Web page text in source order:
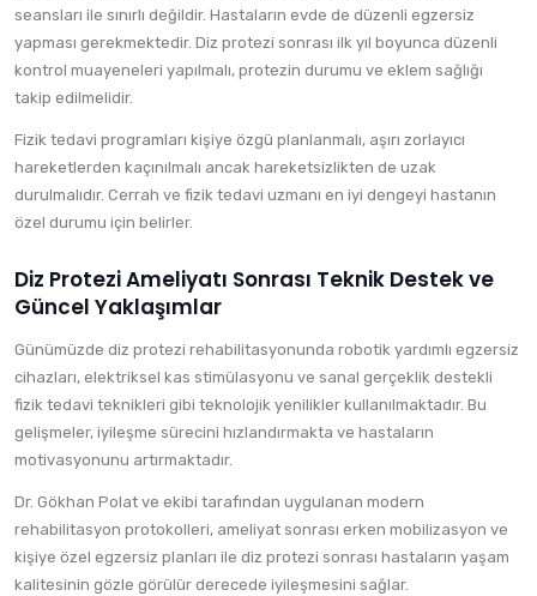
seansları ile sınırlı değildir. Hastaların evde de düzenli egzersiz
yapması gerekmektedir. Diz protezi sonrası ilk yıl boyunca düzenli
kontrol muayeneleri yapılmalı, protezin durumu ve eklem sağlığı
takip edilmelidir.
Fizik tedavi programları kişiye özgü planlanmalı, aşırı zorlayıcı
hareketlerden kaçınılmalı ancak hareketsizlikten de uzak
durulmalıdır. Cerrah ve fizik tedavi uzmanı en iyi dengeyi hastanın
özel durumu için belirler.
Diz Protezi Ameliyatı Sonrası Teknik Destek ve
Güncel Yaklaşımlar
Günümüzde diz protezi rehabilitasyonunda robotik yardımlı egzersiz
cihazları, elektriksel kas stimülasyonu ve sanal gerçeklik destekli
fizik tedavi teknikleri gibi teknolojik yenilikler kullanılmaktadır. Bu
gelişmeler, iyileşme sürecini hızlandırmakta ve hastaların
motivasyonunu artırmaktadır.
Dr. Gökhan Polat ve ekibi tarafından uygulanan modern
rehabilitasyon protokolleri, ameliyat sonrası erken mobilizasyon ve
kişiye özel egzersiz planları ile diz protezi sonrası hastaların yaşam
kalitesinin gözle görülür derecede iyileşmesini sağlar.